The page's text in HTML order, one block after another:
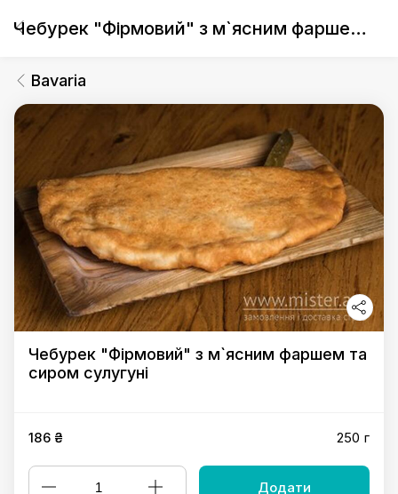
Чебурек "Фірмовий" з м`ясним фаршем та сиром сулугуні
Bavaria
Чебурек "Фірмовий" з м`ясним фаршем та
сиром сулугуні
186 ₴ 250 г
Додати